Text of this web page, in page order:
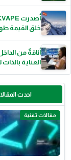
خلق القيمة
أناقةٌ من
العناية
احدث
مقالات تقنية